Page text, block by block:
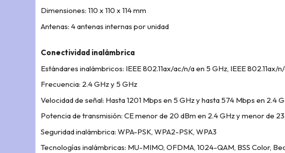
Dimensiones: 110 x 110 x 114 mm
Antenas: 4 antenas internas por unidad
Conectividad inalámbrica
Estándares inalámbricos: IEEE 802.11ax/ac/n/a en 5 GHz, IEEE 802.11ax/
Frecuencia: 2.4 GHz y 5 GHz
Velocidad de señal: Hasta 1201 Mbps en 5 GHz y hasta 574 Mbps en 2.4
Potencia de transmisión: CE menor de 20 dBm en 2.4 GHz y menor de
Seguridad inalámbrica: WPA-PSK, WPA2-PSK, WPA3
Tecnologías inalámbricas: MU-MIMO, OFDMA, 1024-QAM, BSS Color,